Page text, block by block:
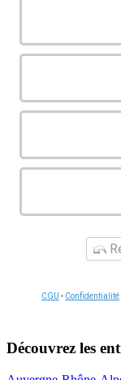
CGU - Confidentialité
Découvrez les